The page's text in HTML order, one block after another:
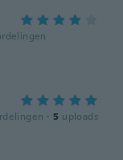
· 5 uploads